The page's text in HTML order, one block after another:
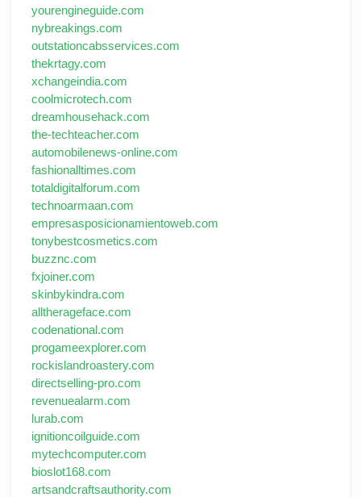
yourengineguide.com
nybreakings.com
outstationcabsservices.com
thekrtagy.com
xchangeindia.com
coolmicrotech.com
dreamhousehack.com
the-techteacher.com
automobilenews-online.com
fashionalltimes.com
totaldigitalforum.com
technoarmaan.com
empresasposicionamientoweb.com
tonybestcosmetics.com
buzznc.com
fxjoiner.com
skinbykindra.com
alltherageface.com
codenational.com
progameexplorer.com
rockislandroastery.com
directselling-pro.com
revenuealarm.com
lurab.com
ignitioncoilguide.com
mytechcomputer.com
bioslot168.com
artsandcraftsauthority.com